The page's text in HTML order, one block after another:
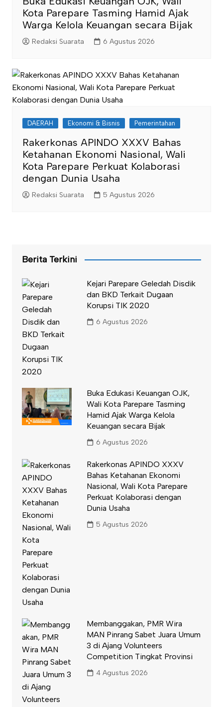
Kota Parepare Tasming Hamid Ajak
Warga Kelola Keuangan secara Bijak
Redaksi Suarata 6 Agustus 2026
DAERAH Ekonomi & Bisnis Pemerintahan
Rakerkonas APINDO XXXV Bahas
Ketahanan Ekonomi Nasional, Wali
Kota Parepare Perkuat Kolaborasi
dengan Dunia Usaha
Redaksi Suarata 5 Agustus 2026
Berita Terkini
Kejari Parepare Geledah Disdik
dan BKD Terkait Dugaan
Korupsi TIK 2020
6 Agustus 2026
Buka Edukasi Keuangan OJK,
Wali Kota Parepare Tasming
Hamid Ajak Warga Kelola
Keuangan secara Bijak
6 Agustus 2026
Rakerkonas APINDO XXXV
Bahas Ketahanan Ekonomi
Nasional, Wali Kota Parepare
Perkuat Kolaborasi dengan
Dunia Usaha
5 Agustus 2026
Membanggakan, PMR Wira
MAN Pinrang Sabet Juara Umum
3 di Ajang Volunteers
Competition Tingkat Provinsi
4 Agustus 2026